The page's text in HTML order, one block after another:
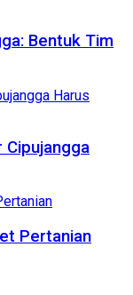
Bentuk Tim
Cipujangga
Pertanian